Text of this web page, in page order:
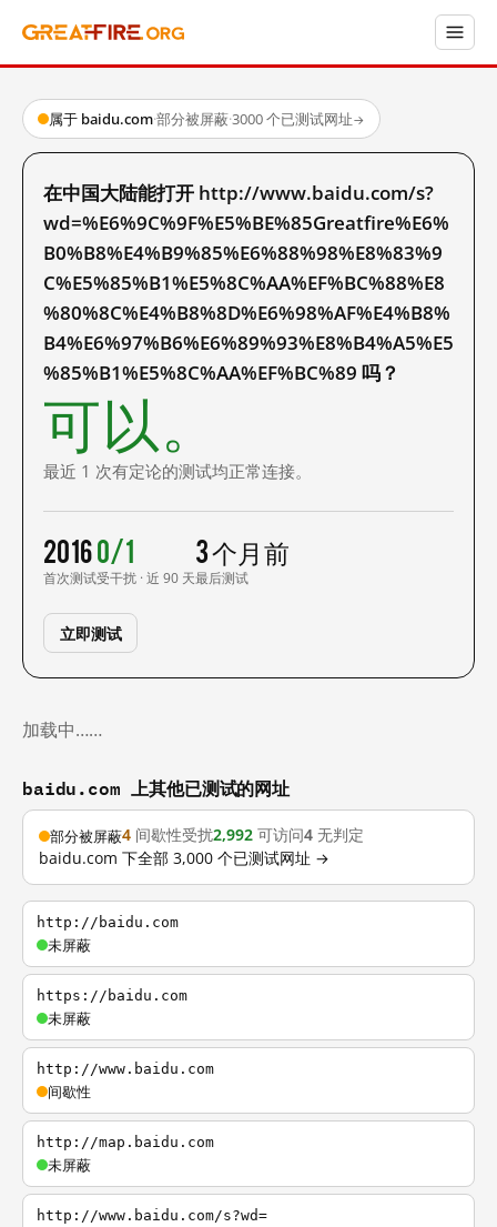
属于 baidu.com·部分被屏蔽·3000 个已测试网址→
在中国大陆能打开 http://www.baidu.com/s?
wd=%E6%9C%9F%E5%BE%85Greatfire%E6%
B0%B8%E4%B9%85%E6%88%98%E8%83%9
C%E5%85%B1%E5%8C%AA%EF%BC%88%E8
%80%8C%E4%B8%8D%E6%98%AF%E4%B8%
B4%E6%97%B6%E6%89%93%E8%B4%A5%E5
%85%B1%E5%8C%AA%EF%BC%89 吗？
可以。
最近 1 次有定论的测试均正常连接。
2016
首次测试
0/1
受干扰 · 近 90 天
3 个月前
最后测试
立即测试
加载中……
baidu.com 上其他已测试的网址
部分被屏蔽4 间歇性受扰2,992 可访问4 无判定
baidu.com 下全部 3,000 个已测试网址 →
http://baidu.com
未屏蔽
https://baidu.com
未屏蔽
http://www.baidu.com
间歇性
http://map.baidu.com
未屏蔽
http://www.baidu.com/s?wd=